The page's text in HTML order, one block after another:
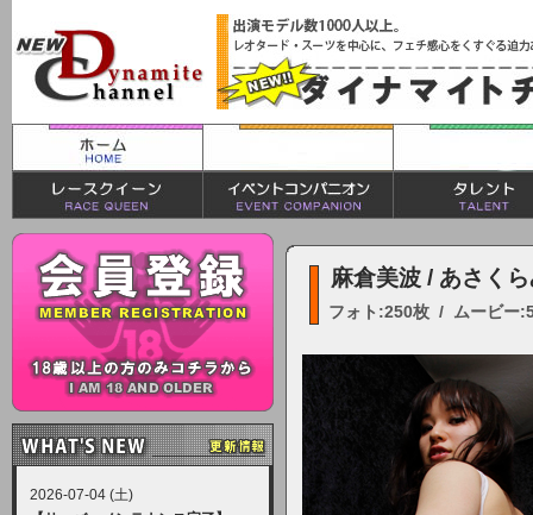
2026-07-04 (土)
麻倉美波 / あさく
フォト:250枚 / ムービー